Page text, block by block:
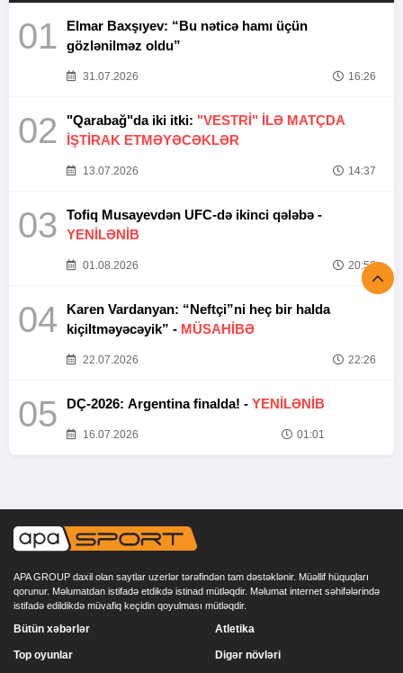
01
Elmar Baxşıyev: “Bu nəticə hamı üçün
gözlənilməz oldu”
31.07.2026 16:26
02 "Qarabağ"da iki itki: "VESTRİ" İLƏ MATÇDA
İŞTİRAK ETMƏYƏCƏKLƏR
13.07.2026 14:37
03
Tofiq Musayevdən UFC-də ikinci qələbə -
YENİLƏNİB
01.08.2026 20:52
04
Karen Vardanyan: “Neftçi”ni heç bir halda
kiçiltməyəcəyik” - MÜSAHİBƏ
22.07.2026 22:26
05 DÇ-2026: Argentina finalda! - YENİLƏNİB
16.07.2026 01:01
APA GROUP daxil olan saytlar uzerlər tərəfindən tam dəstəklənir. Müəllif hüquqları
qorunur. Məlumatdan istifadə etdikdə istinad mütləqdir. Məlumat internet səhifələrində
istifadə edildikdə müvafiq keçidin qoyulması mütləqdir.
Bütün xəbərlər
Top oyunlar
Atletika
Digər növləri